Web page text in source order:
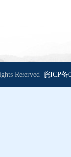
Reserved 皖ICP备